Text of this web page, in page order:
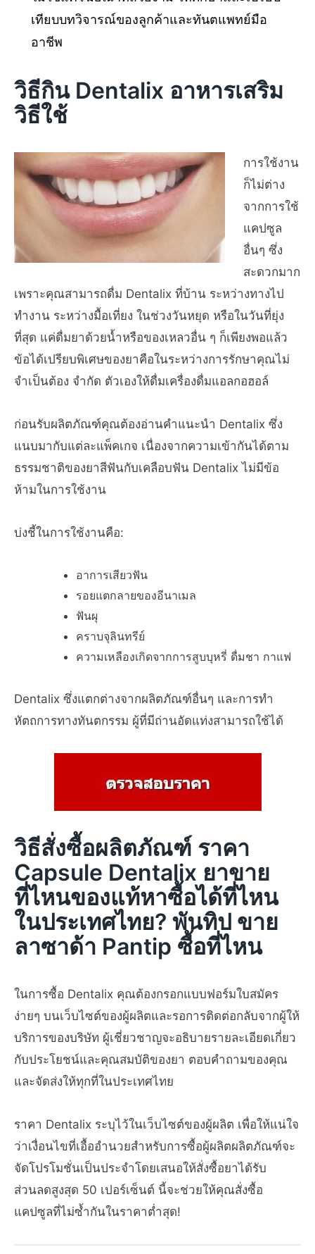
เทียบบทวิจารณ์ของลูกค้าและทันตแพทย์มือ
อาชีพ
วิธีกิน Dentalix อาหารเสริม
วิธีใช้
การใช้งาน
ก็ไม่ต่าง
จากการใช้
แคปซูล
อื่นๆ ซึ่ง
สะดวกมาก
เพราะคุณสามารถดื่ม Dentalix ที่บ้าน ระหว่างทางไป
ทำงาน ระหว่างมื้อเที่ยง ในช่วงวันหยุด หรือในวันที่ยุ่ง
ที่สุด แค่ดื่มยาด้วยน้ำหรือของเหลวอื่น ๆ ก็เพียงพอแล้ว
ข้อได้เปรียบพิเศษของยาคือในระหว่างการรักษาคุณไม่
จำเป็นต้อง จำกัด ตัวเองให้ดื่มเครื่องดื่มแอลกอฮอล์
ก่อนรับผลิตภัณฑ์คุณต้องอ่านคำแนะนำ Dentalix ซึ่ง
แนบมากับแต่ละแพ็คเกจ เนื่องจากความเข้ากันได้ตาม
ธรรมชาติของยาสีฟันกับเคลือบฟัน Dentalix ไม่มีข้อ
ห้ามในการใช้งาน
บ่งชี้ในการใช้งานคือ:
อาการเสียวฟัน
รอยแตกลายของอีนาเมล
ฟันผุ
คราบจุลินทรีย์
ความเหลืองเกิดจากการสูบบุหรี่ ดื่มชา กาแฟ
Dentalix ซึ่งแตกต่างจากผลิตภัณฑ์อื่นๆ และการทำ
หัตถการทางทันตกรรม ผู้ที่มีถ่านอัดแท่งสามารถใช้ได้
วิธีสั่งซื้อผลิตภัณฑ์ ราคา
Capsule Dentalix ยาขาย
ที่ไหนของแท้หาซื้อได้ที่ไหน
ในประเทศไทย? พันทิป ขาย
ลาซาด้า Pantip ซื้อที่ไหน
ในการซื้อ Dentalix คุณต้องกรอกแบบฟอร์มใบสมัคร
ง่ายๆ บนเว็บไซต์ของผู้ผลิตและรอการติดต่อกลับจากผู้ให้
บริการของบริษัท ผู้เชี่ยวชาญจะอธิบายรายละเอียดเกี่ยว
กับประโยชน์และคุณสมบัติของยา ตอบคำถามของคุณ
และจัดส่งให้ทุกที่ในประเทศไทย
ราคา Dentalix ระบุไว้ในเว็บไซต์ของผู้ผลิต เพื่อให้แน่ใจ
ว่าเงื่อนไขที่เอื้ออำนวยสำหรับการซื้อผู้ผลิตผลิตภัณฑ์จะ
จัดโปรโมชั่นเป็นประจำโดยเสนอให้สั่งซื้อยาได้รับ
ส่วนลดสูงสุด 50 เปอร์เซ็นต์ นี้จะช่วยให้คุณสั่งซื้อ
แคปซูลที่ไม่ซ้ำกันในราคาต่ำสุด!